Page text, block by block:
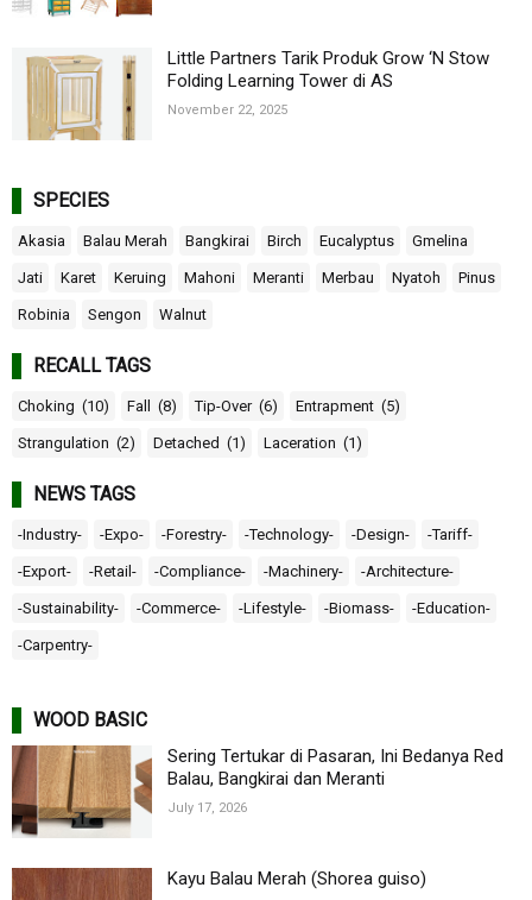
Little Partners Tarik Produk Grow ‘N Stow
Folding Learning Tower di AS
November 22, 2025
SPECIES
Akasia Balau Merah Bangkirai Birch Eucalyptus Gmelina
Jati Karet Keruing Mahoni Meranti Merbau Nyatoh Pinus
Robinia Sengon Walnut
RECALL TAGS
Choking (10) Fall (8) Tip-Over (6) Entrapment (5)
Strangulation (2) Detached (1) Laceration (1)
NEWS TAGS
-Industry- -Expo- -Forestry- -Technology- -Design- -Tariff-
-Export- -Retail- -Compliance- -Machinery- -Architecture-
-Sustainability- -Commerce- -Lifestyle- -Biomass- -Education-
-Carpentry-
WOOD BASIC
Sering Tertukar di Pasaran, Ini Bedanya Red
Balau, Bangkirai dan Meranti
July 17, 2026
Kayu Balau Merah (Shorea guiso)